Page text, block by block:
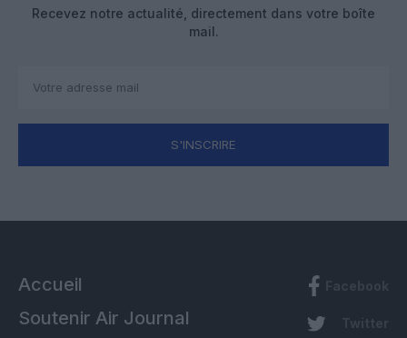
Recevez notre actualité, directement dans votre boîte
mail.
S'INSCRIRE
Accueil
Soutenir Air Journal